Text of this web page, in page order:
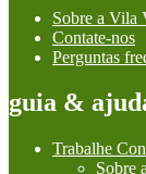
Sobre a Vila
Contate-nos
Perguntas
guia &
Trabalhe
Sobre